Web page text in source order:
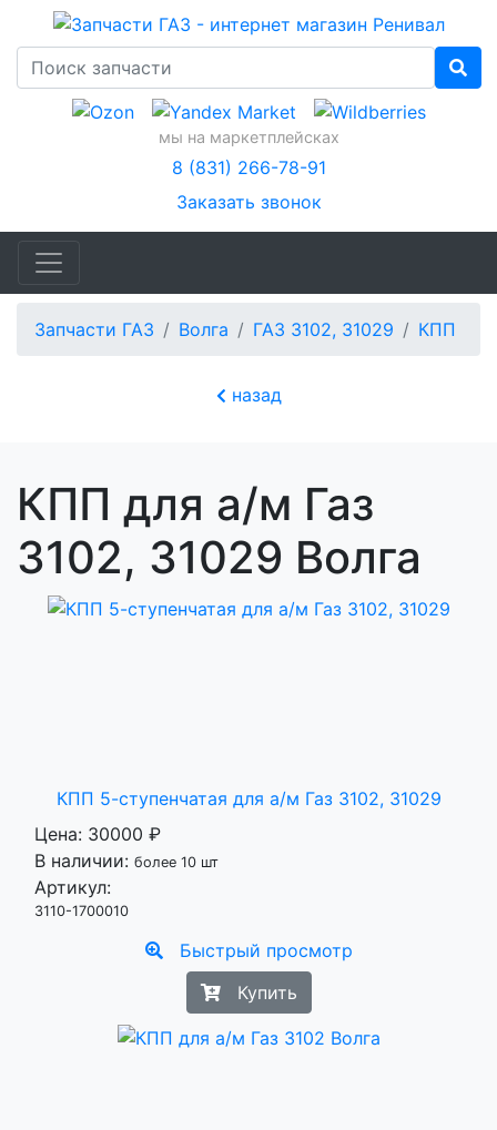
мы на маркетплейсках
8 (831) 266-78-91
Заказать звонок
Запчасти ГАЗ Волга ГАЗ 3102, 31029 КПП
назад
КПП для а/м Газ
3102, 31029 Волга
КПП 5-ступенчатая для а/м Газ 3102, 31029
Цена: 30000 ₽
В наличии: более 10 шт
Артикул:
3110-1700010
Быстрый просмотр
Купить